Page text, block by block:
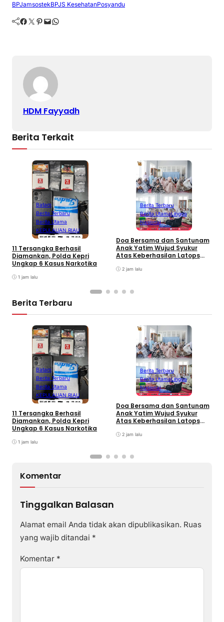
BPJamsostekBPJS KesehatanPosyandu
Facebook Twitter Pinterest Mail WhatsApp
HDM Fayyadh
Berita Terkait
Batam
Berita Terbaru
Berita Utama
KEPULAUAN RIAU
11 Tersangka Berhasil
Diamankan, Polda Kepri
Ungkap 6 Kasus Narkotika
1 jam lalu
Berita Terbaru
Berita UtamaLingga
Nasional
Doa Bersama dan Santunam
Anak Yatim Wujud Syukur
Atas Keberhasilan Latops
Pembaretam Warga
2 jam lalu
Berita Terbaru
Batam
Berita Terbaru
Berita Utama
KEPULAUAN RIAU
11 Tersangka Berhasil
Diamankan, Polda Kepri
Ungkap 6 Kasus Narkotika
1 jam lalu
Berita Terbaru
Berita UtamaLingga
Nasional
Doa Bersama dan Santunam
Anak Yatim Wujud Syukur
Atas Keberhasilan Latops
Pembaretam Warga
2 jam lalu
Komentar
Tinggalkan Balasan
Alamat email Anda tidak akan dipublikasikan. Ruas
yang wajib ditandai *
Komentar *